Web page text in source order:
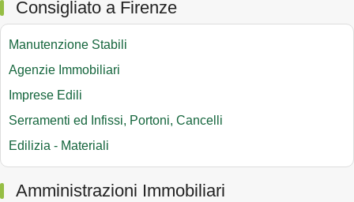
Consigliato a Firenze
Manutenzione Stabili
Agenzie Immobiliari
Imprese Edili
Serramenti ed Infissi, Portoni, Cancelli
Edilizia - Materiali
Amministrazioni Immobiliari